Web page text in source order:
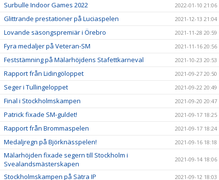
Surbulle Indoor Games 2022 2022-01-10 21:06
Glittrande prestationer på Luciaspelen 2021-12-13 21:04
Lovande säsongspremiär i Örebro 2021-11-28 20:59
Fyra medaljer på Veteran-SM 2021-11-16 20:56
Feststämning på Mälarhöjdens Stafettkarneval 2021-10-23 20:53
Rapport från Lidingöloppet 2021-09-27 20:50
Seger i Tullingeloppet 2021-09-22 20:49
Final i Stockholmskampen 2021-09-20 20:47
Patrick fixade SM-guldet! 2021-09-17 18:25
Rapport från Brommaspelen 2021-09-17 18:24
Medaljregn på Björknässpelen! 2021-09-16 18:18
Mälarhöjden fixade segern till Stockholm i
Svealandsmästerskapen
2021-09-14 18:06
Stockholmskampen på Sätra IP 2021-09-12 18:03